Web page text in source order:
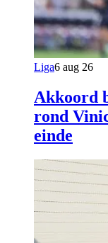
Liga6 aug 26
Akkoord
rond
einde